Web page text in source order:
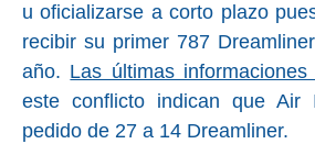
u oficializarse a corto plazo
recibir su primer 787
año. Las últimas informaciones
este conflicto indican que Air
pedido de 27 a 14 Dreamliner.